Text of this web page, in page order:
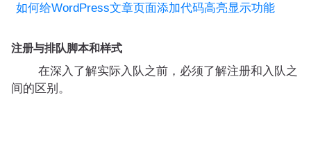
如何给WordPress文章页面添加代码高亮显示功能
注册与排队脚本和样式
在深入了解实际入队之前，必须了解注册和入队之
间的区别。